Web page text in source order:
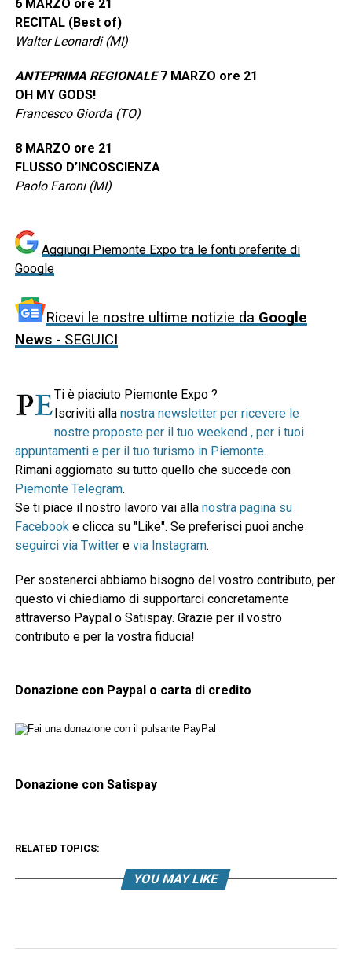
6 MARZO ore 21
RECITAL (Best of)
Walter Leonardi (MI)
ANTEPRIMA REGIONALE7 MARZO ore 21
OH MY GODS!
Francesco Giorda (TO)
8 MARZO ore 21
FLUSSO D’INCOSCIENZA
Paolo Faroni (MI)
Aggiungi Piemonte Expo tra le fonti preferite di
Google
Ricevi le nostre ultime notizie da Google
News- SEGUICI
Ti è piaciuto Piemonte Expo ?
Iscriviti alla nostra newsletter per ricevere le
nostre proposte per il tuo weekend , per i tuoi
appuntamenti e per il tuo turismo in Piemonte.
Rimani aggiornato su tutto quello che succede con
Piemonte Telegram.
Se ti piace il nostro lavoro vai alla nostra pagina su
Facebooke clicca su "Like". Se preferisci puoi anche
seguirci via Twittere via Instagram.
Per sostenerci abbiamo bisogno del vostro contributo, per
questo vi chiediamo di supportarci concretamente
attraverso Paypal o Satispay. Grazie per il vostro
contributo e per la vostra fiducia!
Donazione con Paypal o carta di credito
Donazione con Satispay
RELATED TOPICS:
YOU MAY LIKE